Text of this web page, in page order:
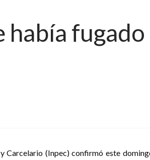
Carcelario (Inpec) confirmó este